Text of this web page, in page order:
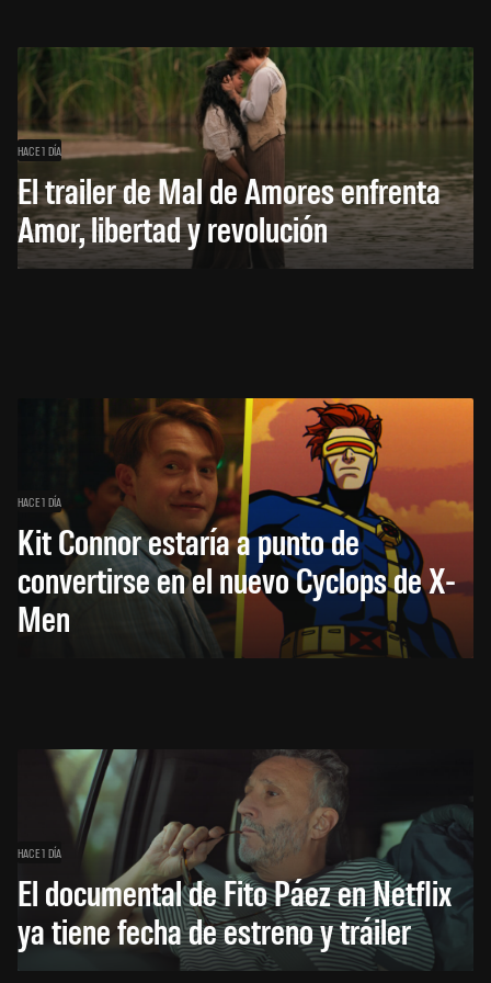
HACE 1 DÍA
El trailer de Mal de Amores enfrenta
Amor, libertad y revolución
HACE 1 DÍA
Kit Connor estaría a punto de
convertirse en el nuevo Cyclops de X-
Men
HACE 1 DÍA
El documental de Fito Páez en Netflix
ya tiene fecha de estreno y tráiler